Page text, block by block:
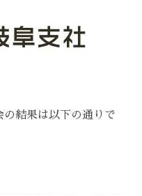
結果は以下の通りで